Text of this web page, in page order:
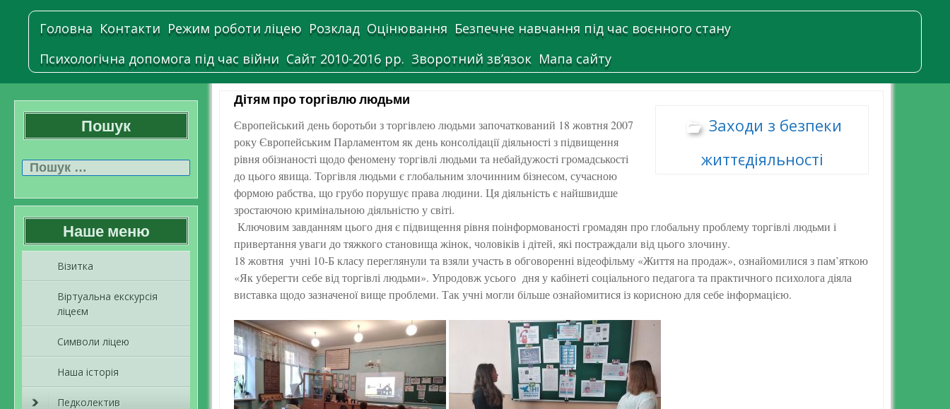
Головна Контакти Режим роботи ліцею Розклад Оцінювання Безпечне навчання під час воєнного стану
Психологічна допомога під час війни Сайт 2010-2016 рр. Зворотний зв’язок Мапа сайту
Пошук
Наше меню
Візитка
Віртуальна екскурсія
ліцеєм
Символи ліцею
Наша історія
Педколектив
Заходи з безпеки
життєдіяльності
Дітям про торгівлю людьми
Європейський день боротьби з торгівлею людьми започаткований 18 жовтня 2007
року Європейським Парламентом як день консолідації діяльності з підвищення
рівня обізнаності щодо феномену торгівлі людьми та небайдужості громадськості
до цього явища. Торгівля людьми є глобальним злочинним бізнесом, сучасною
формою рабства, що грубо порушує права людини. Ця діяльність є найшвидше
зростаючою кримінальною діяльністю у світі.
Ключовим завданням цього дня є підвищення рівня поінформованості громадян про глобальну проблему торгівлі людьми і
привертання уваги до тяжкого становища жінок, чоловіків і дітей, які постраждали від цього злочину.
18 жовтня учні 10-Б класу переглянули та взяли участь в обговоренні відеофільму «Життя на продаж», ознайомилися з пам’яткою
«Як уберегти себе від торгівлі людьми». Упродовж усього дня у кабінеті соціального педагога та практичного психолога діяла
виставка щодо зазначеної вище проблеми. Так учні могли більше ознайомитися із корисною для себе інформацією.